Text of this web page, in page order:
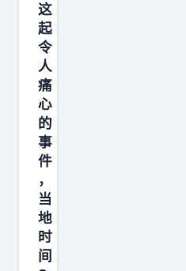
这
起
令
人
痛
心
的
事
件
，
当
地
时
间